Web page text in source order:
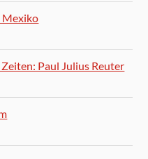
Mexiko
Paul Julius Reuter